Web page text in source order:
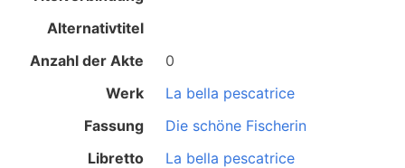
Alternativtitel
Anzahl der Akte
0
Werk
La bella pescatrice
Fassung
Die schöne Fischerin
Libretto
La bella pescatrice